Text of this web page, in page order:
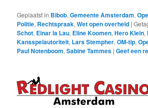
Geplaatst in Bibob,Gemeente Amsterdam,
Politie, Rechtspraak,Wet open overheid |
Schot, Einar la Lau, Eline Koomen,Hero Klein,
Kansspelautoriteit, Lars Stempher,OM-tip,
Paul Notenboom,Sabine Tammes |Geef een